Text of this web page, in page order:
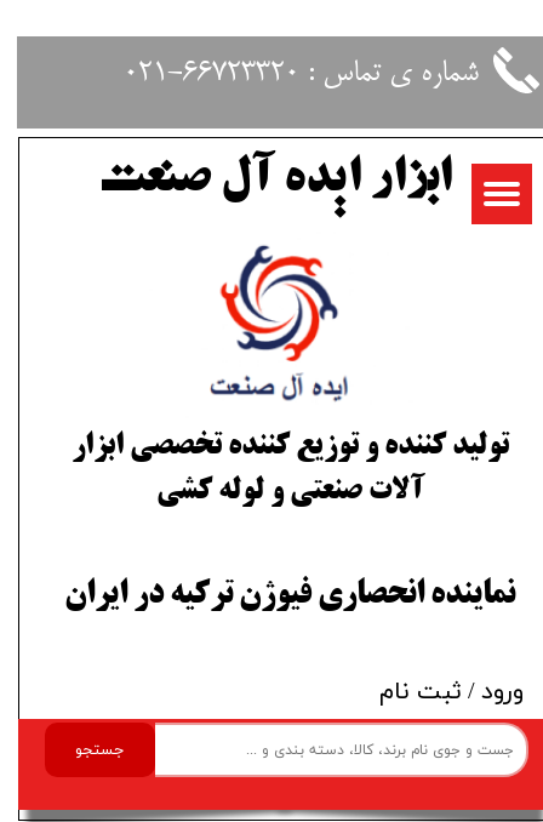
شماره ی تماس : 66723320-021
جستجو
ابزار ایده آل صنعت
تولید کننده و توزیع کننده تخصصی ابزار
آلات صنعتی و لوله کشی
​نماینده انحصاری فیوژن ترکیه در ایران
ورود/ ثبت نام
حساب کاربری من
تغییر گذر واژه
سفارشات
خروج از حساب کاربری